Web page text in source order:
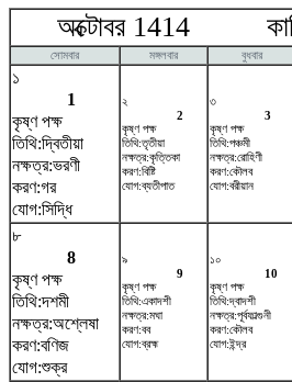
অক্টোবর 1414
সোমবার মঙ্গলবার বুধবার
১
1
কৃষ্ণ পক্ষ
তিথি:দ্বিতীয়া
নক্ষত্র:ভরণী
করণ:গর
যোগ:সিদ্ধি
২
2
কৃষ্ণ পক্ষ
তিথি:তৃতীয়া
নক্ষত্র:কৃত্তিকা
করণ:বিষ্টি
যোগ:ব্যতীপাত
৩
3
কৃষ্ণ পক্ষ
তিথি:পঞ্চমী
নক্ষত্র:রোহিণী
করণ:কৌলব
যোগ:বরীয়ান
৮
8
কৃষ্ণ পক্ষ
তিথি:দশমী
নক্ষত্র:অশ্লেষা
করণ:বণিজ
যোগ:শুক্র
৯
9
কৃষ্ণ পক্ষ
তিথি:একাদশী
নক্ষত্র:মঘা
করণ:বব
যোগ:ব্রহ্ম
১০
10
কৃষ্ণ পক্ষ
তিথি:দ্বাদশী
নক্ষত্র:পূর্বফাল্গুনী
করণ:কৌলব
যোগ:ইন্দ্র